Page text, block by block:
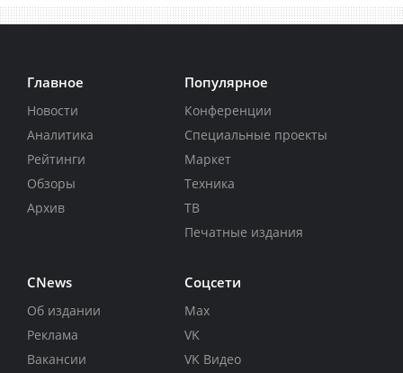
Главное
Новости
Аналитика
Рейтинги
Обзоры
Архив
Популярное
Конференции
Специальные проекты
Маркет
Техника
ТВ
Печатные издания
CNews
Об издании
Реклама
Вакансии
Соцсети
Max
VK
VK Видео